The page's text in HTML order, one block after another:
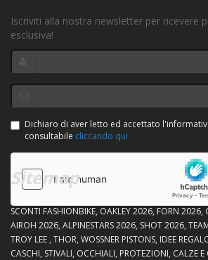
Iscriviti alla nostra newsletter per ricevere
esclusiva!
Dichiaro di aver letto ed accettato
consultabile cliccando qui
Sitemap
SCONTI FASHIONBIKE OAKLEY 2026 FORN 2026
AIROH 2026 ALPINESTARS 2026 SHOT 2026
TROY LEE THOR WOSSNER PISTONS IDEE
CASCHI STIVALI OCCHIALI PROTEZIONI CALZE